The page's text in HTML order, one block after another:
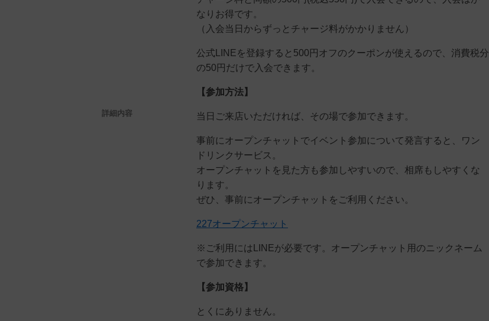
詳細内容
なりお得です。
（入会当日からずっとチャージ料がかかりません）
公式LINEを登録すると500円オフのクーポンが使えるので、消費税分
の50円だけで入会できます。
【参加方法】
当日ご来店いただければ、その場で参加できます。
事前にオープンチャットでイベント参加について発言すると、ワン
ドリンクサービス。
オープンチャットを見た方も参加しやすいので、相席もしやすくな
ります。
ぜひ、事前にオープンチャットをご利用ください。
227オープンチャット
※ご利用にはLINEが必要です。オープンチャット用のニックネーム
で参加できます。
【参加資格】
とくにありません。